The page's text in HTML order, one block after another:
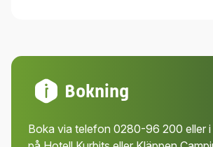
Bokning
Boka via telefon 0280-96 200 eller